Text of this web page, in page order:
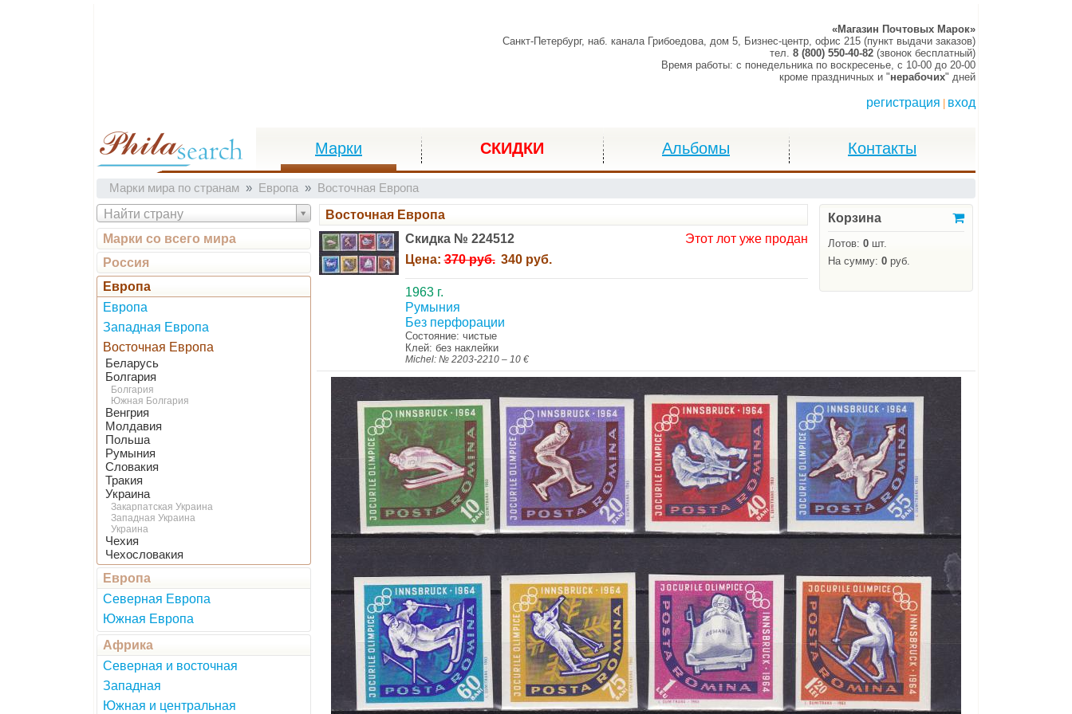
«Магазин Почтовых Марок»
Санкт-Петербург, наб. канала Грибоедова, дом 5, Бизнес-центр, офис 215 (пункт выдачи заказов)
тел. 8 (800) 550-40-82 (звонок бесплатный)
Время работы: c понедельника по воскресенье, c 10-00 до 20-00
кроме праздничных и "нерабочих" дней
регистрация вход
Марки СКИДКИ Альбомы Контакты
Марки мира по странам Европа Восточная Европа
Найти страну
Марки со всего мира
Россия
Европа
Европа
Западная Европа
Восточная Европа
Беларусь
Болгария
Болгария
Южная Болгария
Венгрия
Молдавия
Польша
Румыния
Словакия
Тракия
Украина
Закарпатская Украина
Западная Украина
Украина
Чехия
Чехословакия
Европа
Северная Европа
Южная Европа
Африка
Северная и восточная
Западная
Южная и центральная
Корзина
Лотов:0 шт.
На сумму:0 руб.
Восточная Европа
Скидка № 224512
Цена:370 руб. 340 руб.
Этот лот уже продан
1963 г.
Румыния
Без перфорации
Состояние: чистые
Клей: без наклейки
Michel: № 2203-2210 – 10 €